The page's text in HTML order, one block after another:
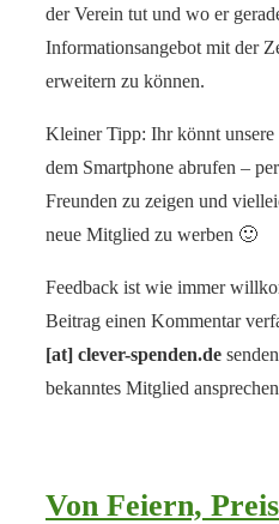
der Verein tut und wo er
Informationsangebot mit der
erweitern zu können.
Kleiner Tipp: Ihr könnt unsere
dem Smartphone abrufen –
Freunden zu zeigen und
neue Mitglied zu werben 🙂
Feedback ist wie immer
Beitrag einen Kommentar
[at] clever-spenden.de
bekanntes Mitglied
Von Feiern,